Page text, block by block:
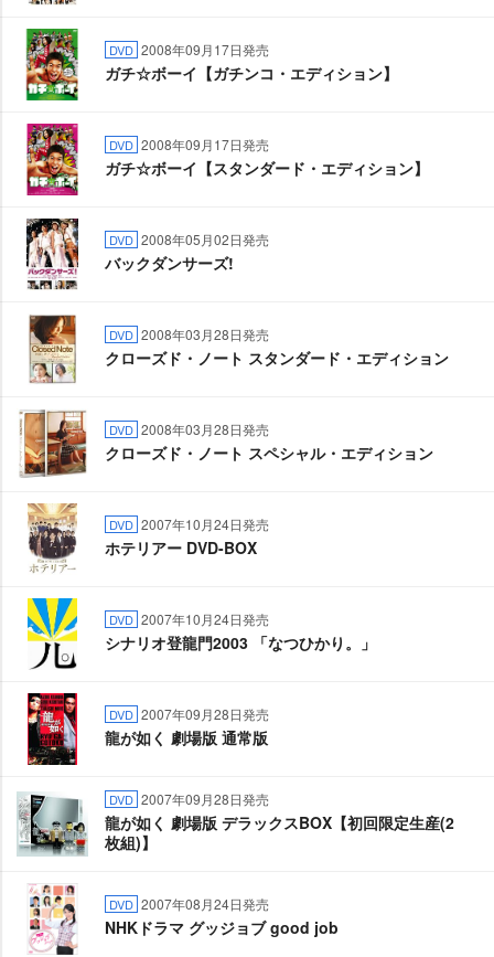
DVD 2008年09月17日発売
ガチ☆ボーイ【ガチンコ・エディション】
DVD 2008年09月17日発売
ガチ☆ボーイ【スタンダード・エディション】
DVD 2008年05月02日発売
バックダンサーズ!
DVD 2008年03月28日発売
クローズド・ノート スタンダード・エディション
DVD 2008年03月28日発売
クローズド・ノート スペシャル・エディション
DVD 2007年10月24日発売
ホテリアー DVD-BOX
DVD 2007年10月24日発売
シナリオ登龍門2003 「なつひかり。」
DVD 2007年09月28日発売
龍が如く 劇場版 通常版
DVD 2007年09月28日発売
龍が如く 劇場版 デラックスBOX【初回限定生産(2
枚組)】
DVD 2007年08月24日発売
NHKドラマ グッジョブ good job